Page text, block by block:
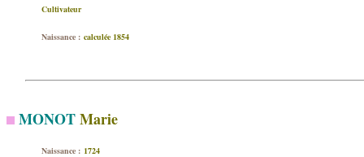
Cultivateur
Naissance : calculée 1854
MONOTMarie
Naissance : 1724